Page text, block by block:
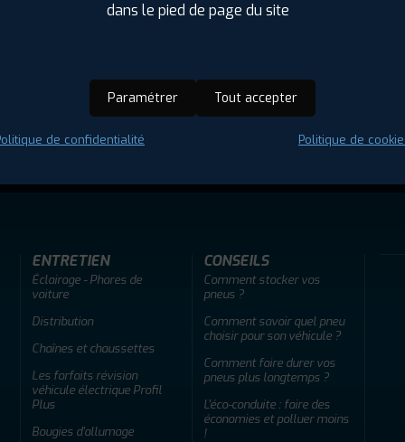
ENTRETIEN
Éclairage - Phares de
voiture
Distribution
Chaînes et chaussettes
Les forfaits révision
véhicule électrique Profil
Plus
Bougies d'allumage
CONSEILS
Comment stocker vos
pneus ?
Comment savoir quel pneu
choisir pour son véhicule ?
Comment faire durer vos
pneus plus longtemps ?
L'éco-conduite : faire des
économies et polluer moins
!
dans le pied de page du site
Paramétrer Tout accepter
de confidentialité Politique de